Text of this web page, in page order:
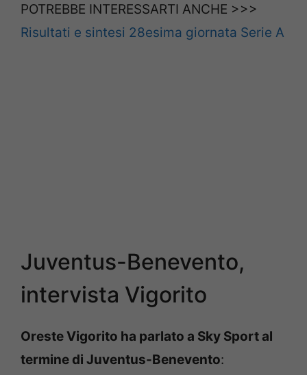
POTREBBE INTERESSARTI ANCHE >>>
Risultati e sintesi 28esima giornata Serie A
Juventus-Benevento,
intervista Vigorito
Oreste Vigorito ha parlato a Sky Sport al
termine di Juventus-Benevento: